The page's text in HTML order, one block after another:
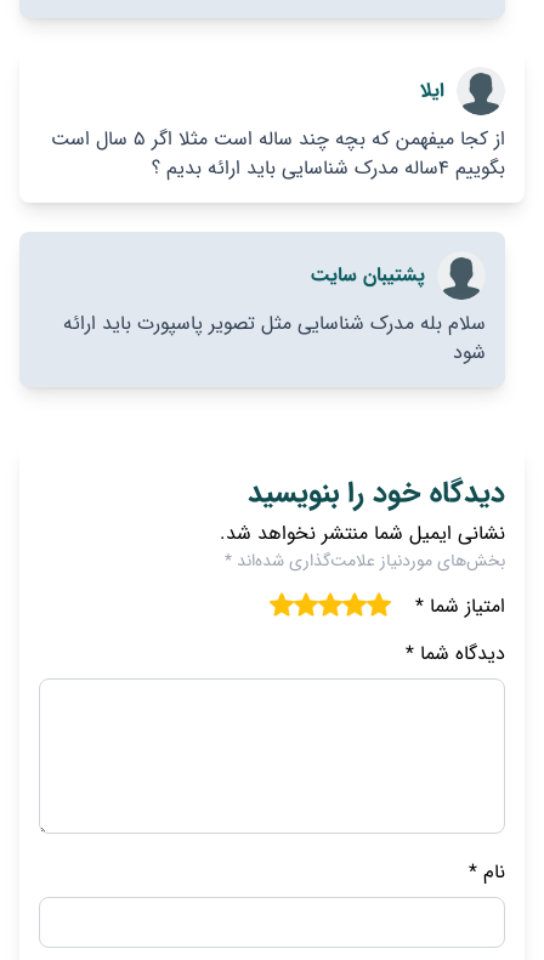
ایلا
از کجا میفهمن که بچه چند ساله است مثلا اگر ۵ سال است
بگوییم ۴ساله مدرک شناسایی باید ارائه بدیم ؟
پشتیبان سایت
سلام بله مدرک شناسایی مثل تصویر پاسپورت باید ارائه
شود
دیدگاه خود را بنویسید
نشانی ایمیل شما منتشر نخواهد شد.
بخش‌های موردنیاز علامت‌گذاری شده‌اند *
امتیاز شما *
1
2
3
4
5
دیدگاه شما *
نام *